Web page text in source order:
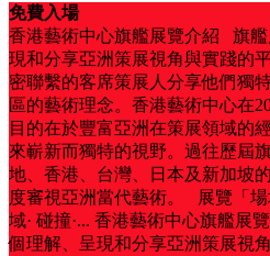
免費入場
香港藝術中心旗艦展覽介紹 旗
現和分享亞洲策展視角與實踐的
密聯繫的客席策展人分享他們獨
區的藝術理念。香港藝術中心在
目的在於豐富亞洲在策展領域的
來嶄新而獨特的視野。過往歷屆
地、香港、台灣、日本及新加坡
度審視亞洲當代藝術。 展覽「
域· 碰撞·... 香港藝術中心旗艦展
個理解、呈現和分享亞洲策展視